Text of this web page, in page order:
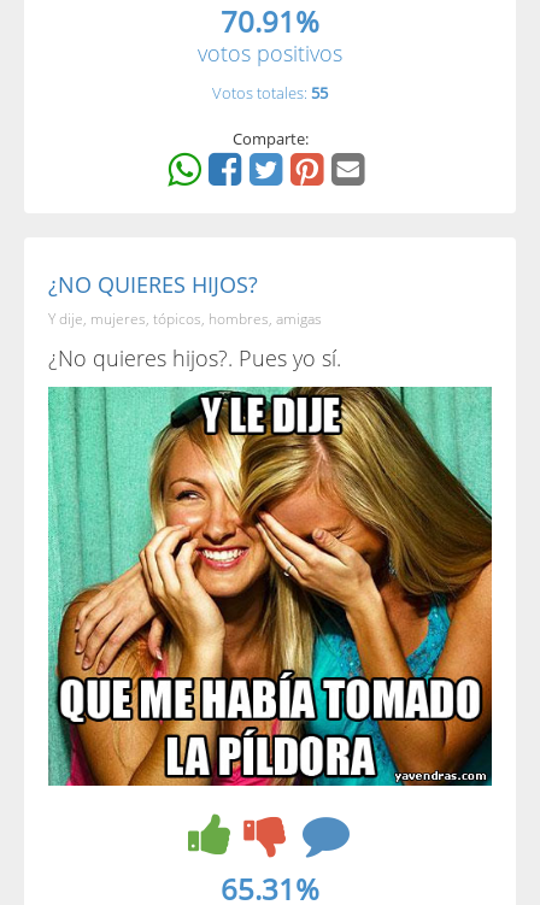
70.91%
votos positivos
Votos totales: 55
Comparte:
¿NO QUIERES HIJOS?
Y dije, mujeres, tópicos, hombres, amigas
¿No quieres hijos?. Pues yo sí.
65.31%